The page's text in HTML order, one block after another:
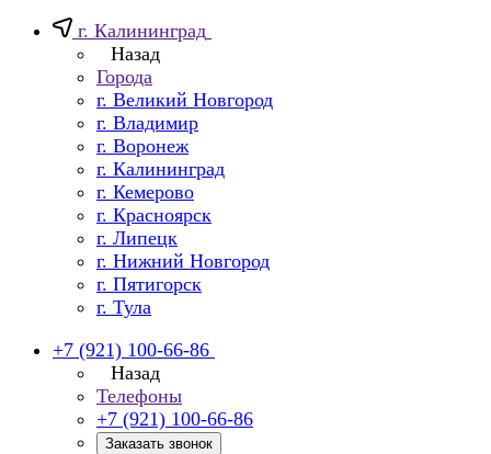
г. Калининград
Назад
Города
г. Великий Новгород
г. Владимир
г. Воронеж
г. Калининград
г. Кемерово
г. Красноярск
г. Липецк
г. Нижний Новгород
г. Пятигорск
г. Тула
+7 (921) 100-66-86
Назад
Телефоны
+7 (921) 100-66-86
Заказать звонок